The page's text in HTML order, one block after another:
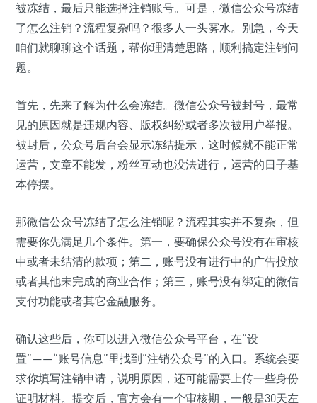
被冻结，最后只能选择注销账号。可是，微信公众号冻结
了怎么注销？流程复杂吗？很多人一头雾水。别急，今天
咱们就聊聊这个话题，帮你理清楚思路，顺利搞定注销问
题。
首先，先来了解为什么会冻结。微信公众号被封号，最常
见的原因就是违规内容、版权纠纷或者多次被用户举报。
被封后，公众号后台会显示冻结提示，这时候就不能正常
运营，文章不能发，粉丝互动也没法进行，运营的日子基
本停摆。
那微信公众号冻结了怎么注销呢？流程其实并不复杂，但
需要你先满足几个条件。第一，要确保公众号没有在审核
中或者未结清的款项；第二，账号没有进行中的广告投放
或者其他未完成的商业合作；第三，账号没有绑定的微信
支付功能或者其它金融服务。
确认这些后，你可以进入微信公众号平台，在“设
置”——“账号信息”里找到“注销公众号”的入口。系统会要
求你填写注销申请，说明原因，还可能需要上传一些身份
证明材料。提交后，官方会有一个审核期，一般是30天左